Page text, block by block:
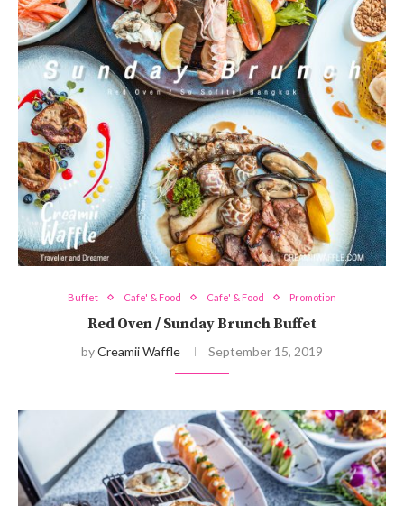
Buffet Cafe' & Food Cafe' & Food Promotion
Red Oven / Sunday Brunch Buffet
byCreamii Waffle September 15, 2019